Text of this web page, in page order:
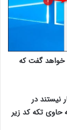
خواهد گفت که
نیستند در
حاوی تکه کد زیر